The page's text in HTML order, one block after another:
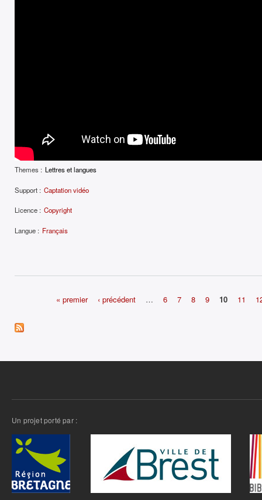
Themes : Lettres et langues
Support : Captation vidéo
Licence : Copyright
Langue : Français
« premier ‹ précédent … 6 7 8 9 10 11
Un projet porté par :